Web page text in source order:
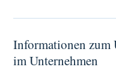
einer
kompetent,
einfach,
Informationen zum
im Unternehmen